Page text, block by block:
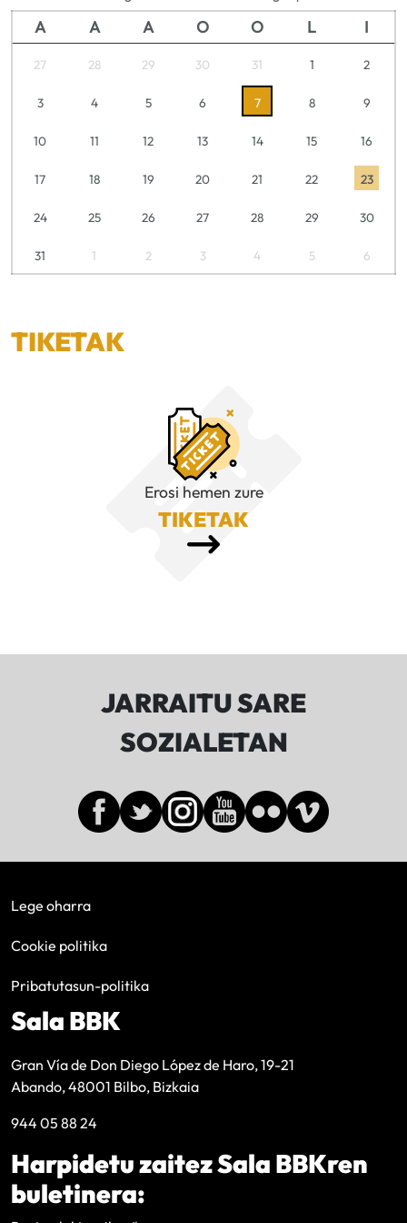
A A A O O L I
27 28 29 30 31 1 2
3 4 5 6 7 8 9
10 11 12 13 14 15 16
17 18 19 20 21 22 23
24 25 26 27 28 29 30
31 1 2 3 4 5 6
TIKETAK
Erosi hemen zure
TIKETAK
JARRAITU SARE
SOZIALETAN
Lege oharra
Cookie politika
Pribatutasun-politika
Sala BBK
Gran Vía de Don Diego López de Haro, 19-21
Abando, 48001 Bilbo, Bizkaia
944 05 88 24
Harpidetu zaitez Sala BBKren
buletinera: